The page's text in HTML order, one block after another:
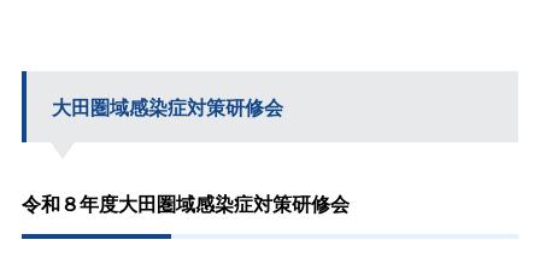
大田圏域感染症対策研修会
令和８年度大田圏域感染症対策研修会